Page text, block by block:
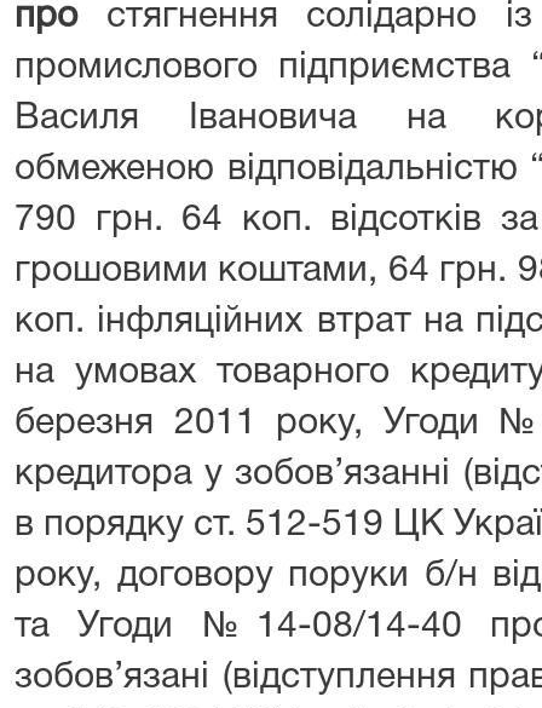
простягнення солідарно
промислового
Василя Івановича на
обмеженою
790 грн. 64 коп. відсотків
грошовими коштами, 64 грн.
коп. інфляційних втрат на
на умовах товарного
березня 2011 року, Угоди
кредитора у зобов’язанні
в порядку ст. 512-519 ЦК
року, договору поруки б/н
та Угоди №14-08/14-40
зобов’язані (відступлення